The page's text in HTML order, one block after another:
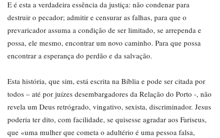
E é esta a verdadeira essência da justiça: não condenar para
destruir o pecador; admitir e censurar as falhas, para que o
prevaricador assuma a condição de ser limitado, se arrependa e
possa, ele mesmo, encontrar um novo caminho. Para que possa
encontrar a esperança do perdão e da salvação.
Esta história, que sim, está escrita na Bíblia e pode ser citada por
todos – até por juízes desembargadores da Relação do Porto -, não
revela um Deus retrógrado, vingativo, sexista, discriminador. Jesus
poderia ter dito, com facilidade, se quisesse agradar aos Fariseus,
que «uma mulher que cometa o adultério é uma pessoa falsa,